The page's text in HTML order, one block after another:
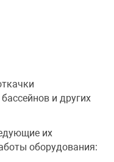
и других
их
оборудования: